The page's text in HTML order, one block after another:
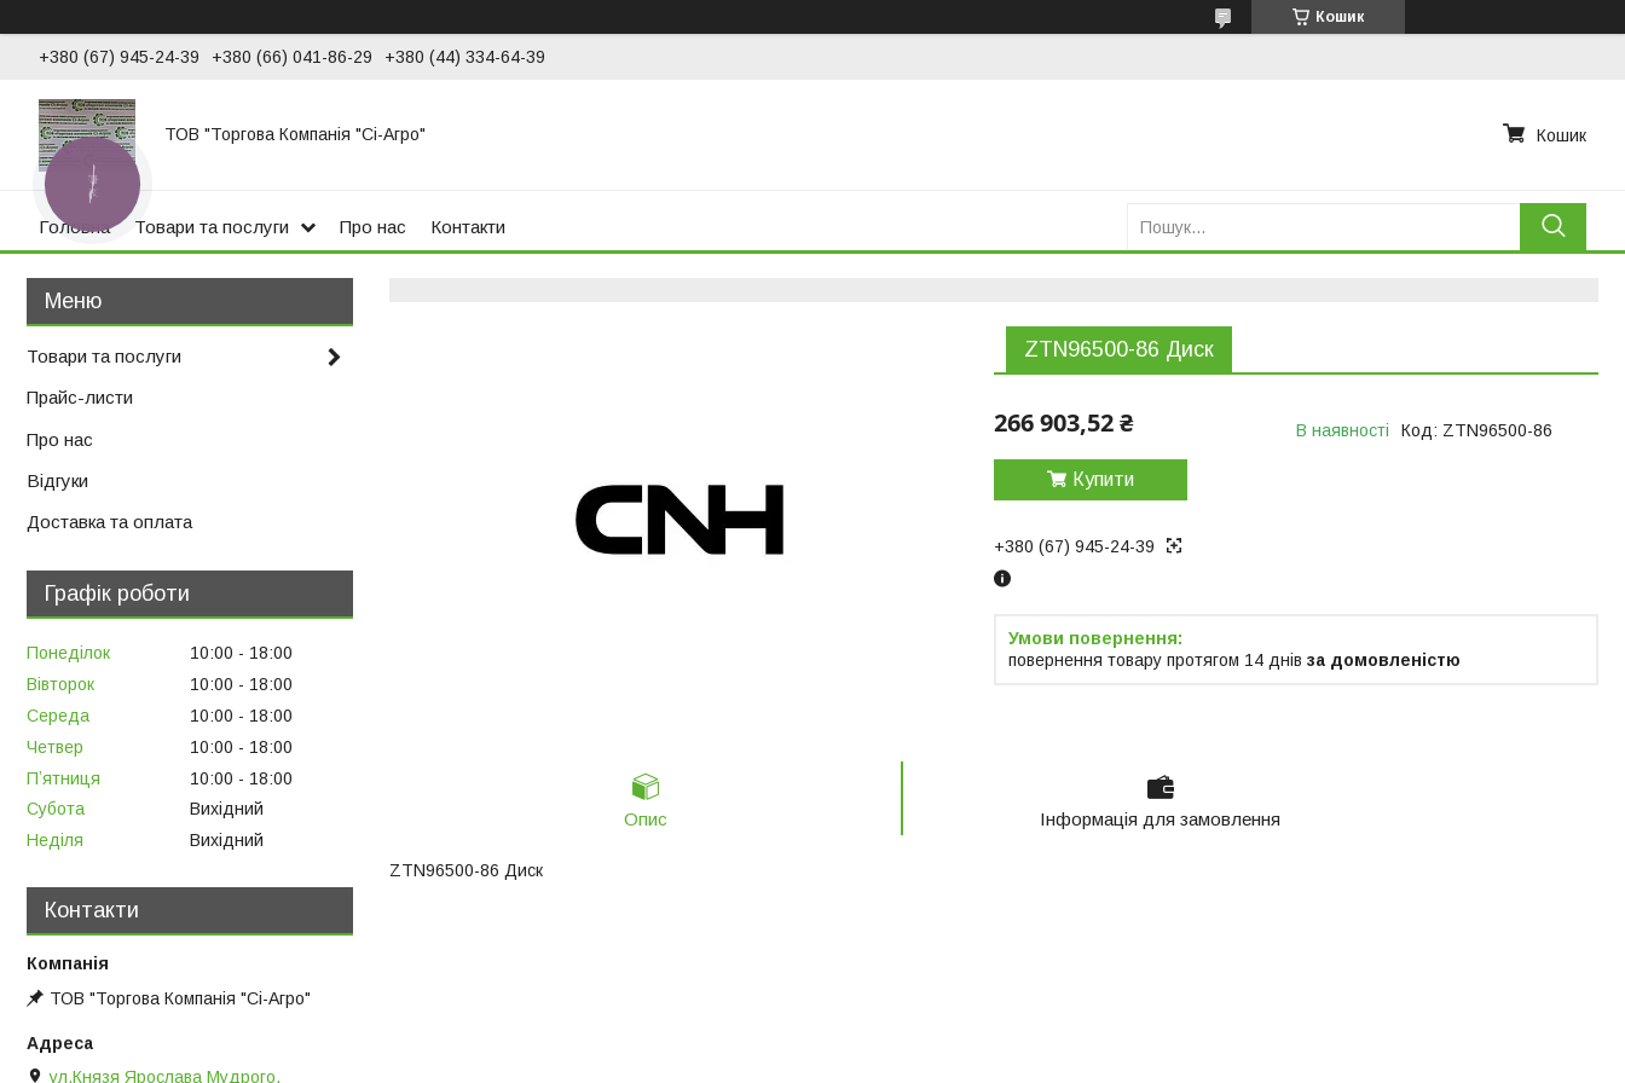
Кошик
+380 (67) 945-24-39 +380 (66) 041-86-29 +380 (44) 334-64-39
ТОВ "Торгова Компанія "Сі-Агро" Кошик
Головна Товари та послуги Про нас Контакти
ZTN96500-86 Диск
266 903,52 ₴ В наявності Код: ZTN96500-86
Купити
+380 (67) 945-24-39
повернення товару протягом 14 днів за домовленістю
Опис Інформація для замовлення
ZTN96500-86 Диск
Товари та послуги
Прайс-листи
Про нас
Відгуки
Доставка та оплата
Графік роботи
Понеділок 10:00
18:00
Вівторок
10:00
18:00
Середа
10:00
18:00
Четвер
10:00
18:00
Пʼятниця
10:00
18:00
Субота
Вихідний
Неділя
Вихідний
Контакти
ТОВ "Торгова Компанія "Сі-Агро"
ул.Князя Ярослава Мудрого,
КНОПКА
ЗВ'ЯЗКУ